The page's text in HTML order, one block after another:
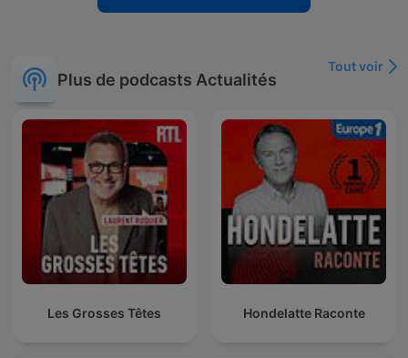
Plus de podcasts Actualités
Tout voir
Les Grosses Têtes Hondelatte Raconte